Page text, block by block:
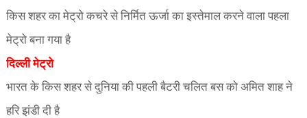
किस शहर का मेट्रो कचरे से निर्मित ऊर्जा का इस्तेमाल करने वाला पहला
मेट्रो बना गया है
दिल्ली मेट्रो
भारत के किस शहर से दुनिया की पहली बैटरी चलित बस को अमित शाह ने
हरि झंडी दी है